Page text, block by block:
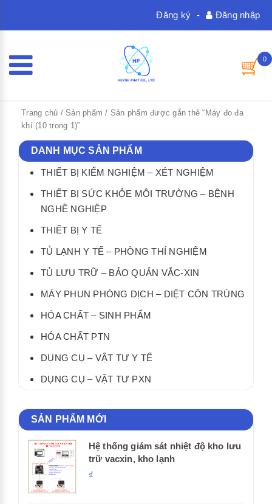
Đăng nhập
-
Đăng ký
0
Trang chủ / Sản phẩm / Sản phẩm được gắn thẻ “Máy đo đa
khí (10 trong 1)”
DANH MỤC SẢN PHẨM
THIẾT BỊ KIỂM NGHIỆM – XÉT NGHIỆM
THIẾT BỊ SỨC KHỎE MÔI TRƯỜNG – BỆNH
NGHỀ NGHIỆP
THIẾT BỊ Y TẾ
TỦ LẠNH Y TẾ – PHÒNG THÍ NGHIỆM
TỦ LƯU TRỮ – BẢO QUẢN VẮC-XIN
MÁY PHUN PHÒNG DỊCH – DIỆT CÔN TRÙNG
HÓA CHẤT – SINH PHẨM
HÓA CHẤT PTN
DỤNG CỤ – VẬT TƯ Y TẾ
DỤNG CỤ – VẬT TƯ PXN
SẢN PHẨM MỚI
Hệ thống giám sát nhiệt độ kho lưu
trữ vacxin, kho lạnh
₫